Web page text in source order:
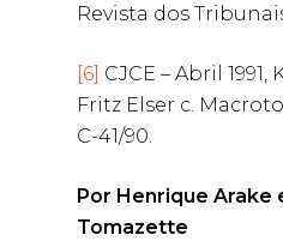
Revista dos
[6] CJCE – Abril
Fritz Elser c.
C-41/90.
Por Henrique Arake
Tomazette